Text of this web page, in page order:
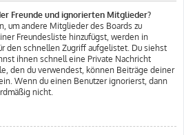
Freunde und ignorierten Mitglieder?
um andere Mitglieder des Boards zu
Freundesliste hinzufügst, werden in
den schnellen Zugriff aufgelistet. Du siehst
ihnen schnell eine Private Nachricht
den du verwendest, können Beiträge deiner
Wenn du einen Benutzer ignorierst, dann
nicht.